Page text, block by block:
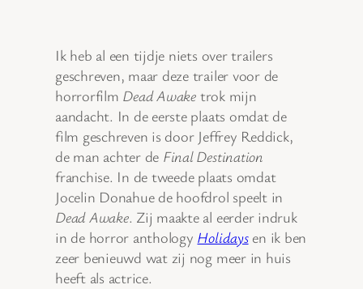
Ik heb al een tijdje niets over trailers
geschreven, maar deze trailer voor de
horrorfilm Dead Awaketrok mijn
aandacht. In de eerste plaats omdat de
film geschreven is door Jeffrey Reddick,
de man achter de Final Destination
franchise. In de tweede plaats omdat
Jocelin Donahue de hoofdrol speelt in
Dead Awake. Zij maakte al eerder indruk
in de horror anthology Holidaysen ik ben
zeer benieuwd wat zij nog meer in huis
heeft als actrice.